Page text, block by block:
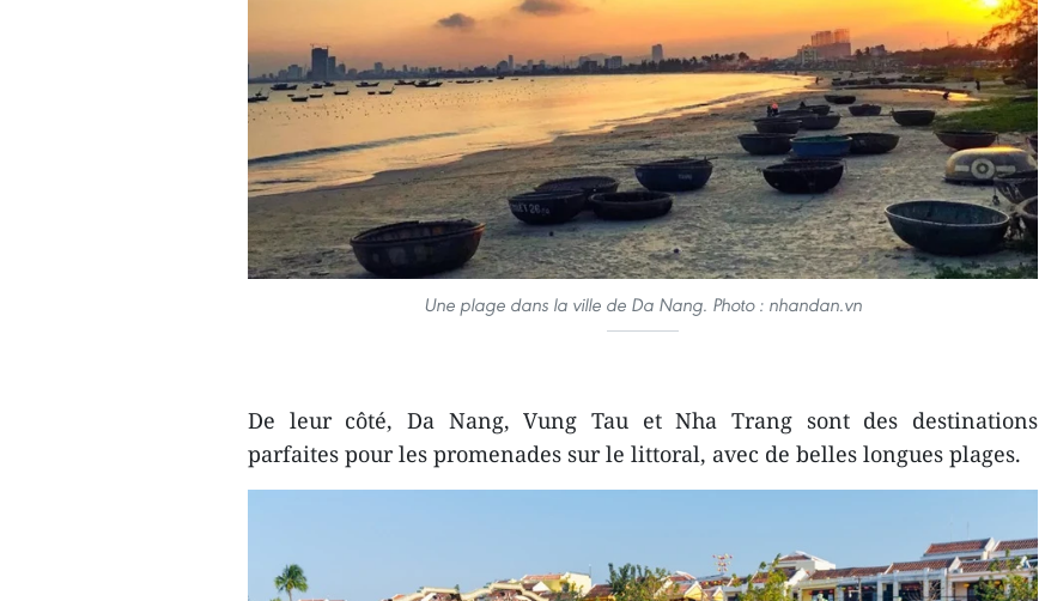
Une plage dans la ville de Da Nang. Photo : nhandan.vn
De leur côté, Da Nang, Vung Tau et Nha Trang sont des destinations
parfaites pour les promenades sur le littoral, avec de belles longues plages.